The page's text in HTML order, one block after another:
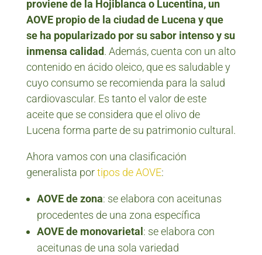
proviene de la Hojiblanca o Lucentina, un
AOVE propio de la ciudad de Lucena y que
se ha popularizado por su sabor intenso y su
inmensa calidad. Además, cuenta con un alto
contenido en ácido oleico, que es saludable y
cuyo consumo se recomienda para la salud
cardiovascular. Es tanto el valor de este
aceite que se considera que el olivo de
Lucena forma parte de su patrimonio cultural.
Ahora vamos con una clasificación
generalista portipos de AOVE:
AOVE de zona: se elabora con aceitunas
procedentes de una zona específica
AOVE de monovarietal : se elabora con
aceitunas de una sola variedad